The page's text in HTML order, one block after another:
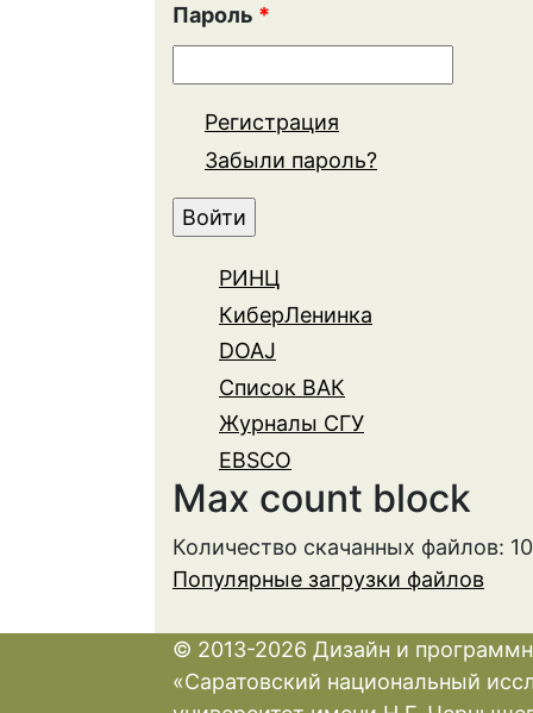
Пароль *
Регистрация
Забыли пароль?
РИНЦ
КиберЛенинка
DOAJ
Список ВАК
Журналы СГУ
EBSCO
Max count block
Количество скачанных файлов:
Популярные загрузки файлов
© 2013-2026 Дизайн и
«Саратовский национальный